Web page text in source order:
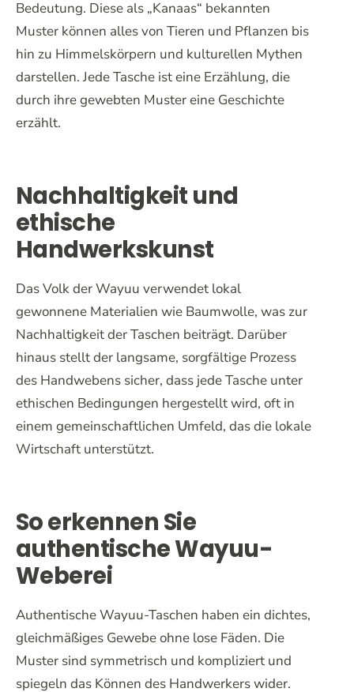
Bedeutung. Diese als „Kanaas“ bekannten
Muster können alles von Tieren und Pflanzen bis
hin zu Himmelskörpern und kulturellen Mythen
darstellen. Jede Tasche ist eine Erzählung, die
durch ihre gewebten Muster eine Geschichte
erzählt.
Nachhaltigkeit und
ethische
Handwerkskunst
Das Volk der Wayuu verwendet lokal
gewonnene Materialien wie Baumwolle, was zur
Nachhaltigkeit der Taschen beiträgt. Darüber
hinaus stellt der langsame, sorgfältige Prozess
des Handwebens sicher, dass jede Tasche unter
ethischen Bedingungen hergestellt wird, oft in
einem gemeinschaftlichen Umfeld, das die lokale
Wirtschaft unterstützt.
So erkennen Sie
authentische Wayuu-
Weberei
Authentische Wayuu-Taschen haben ein dichtes,
gleichmäßiges Gewebe ohne lose Fäden. Die
Muster sind symmetrisch und kompliziert und
spiegeln das Können des Handwerkers wider.